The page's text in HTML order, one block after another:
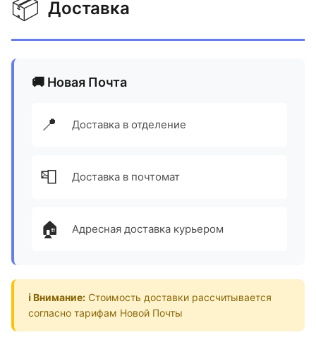
📦 Доставка
🚚 Новая Почта
📍 Доставка в отделение
📮 Доставка в почтомат
🏠 Адресная доставка курьером
ℹ️ Внимание: Стоимость доставки рассчитывается
согласно тарифам Новой Почты